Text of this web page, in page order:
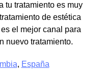
tu tratamiento es muy
de estética
el mejor canal para
nuevo tratamiento.
, España